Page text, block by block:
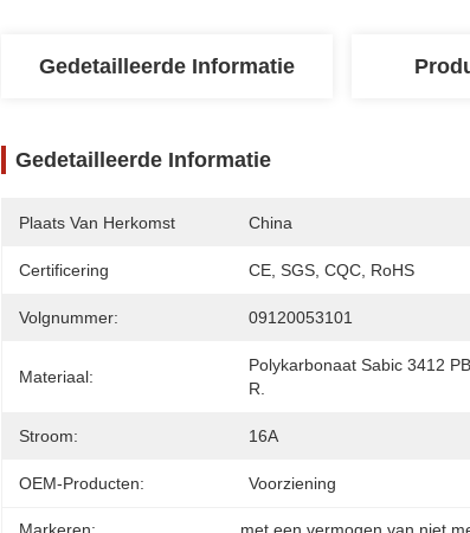
Gedetailleerde Informatie
Gedetailleerde Informatie
Plaats Van Herkomst China
Certificering CE, SGS, CQC, RoHS
Volgnummer: 09120053101
Materiaal:
Polykarbonaat Sabic 3412 PB
R.
Stroom: 16A
OEM-Producten: Voorziening